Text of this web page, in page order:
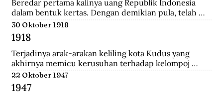
Presiden No.14 Tahun 1967 tentang perayaan
masyarakat Tionghoa.
Beredar pertama kalinya uang Republik Indonesia
dalam bentuk kertas. Dengan demikian pula, telah
diresmikan bahwa uang Jepang dan Javasche Bank
tidak berlaku lagi.
30 Oktober 1918
1918
Terjadinya arak-arakan keliling kota Kudus yang
akhirnya memicu kerusuhan terhadap kelompoj
Tionghoa disana.
22 Oktober 1947
1947